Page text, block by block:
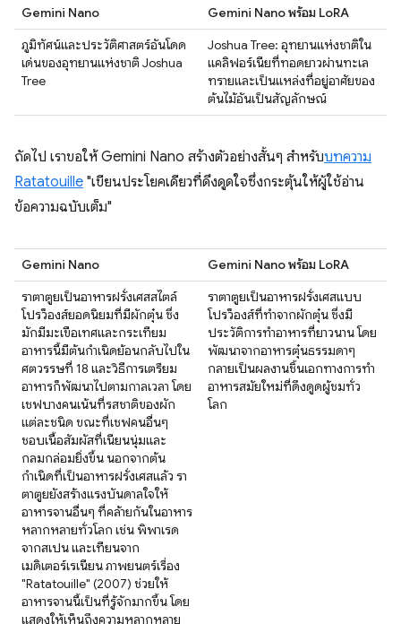
Gemini Nano
Gemini Nano พร้อม LoRA
ภูมิทัศน์และประวัติศาสตร์อันโดด
เด่นของอุทยานแห่งชาติ Joshua
Tree
Joshua Tree: อุทยานแห่งชาติใน
แคลิฟอร์เนียที่ทอดยาวผ่านทะเล
ทรายและเป็นแหล่งที่อยู่อาศัยของ
ต้นไม้อันเป็นสัญลักษณ์
ถัดไป เราขอให้ Gemini Nano สร้างตัวอย่างสั้นๆ สำหรับบทความ
Ratatouille "เขียนประโยคเดียวที่ดึงดูดใจซึ่งกระตุ้นให้ผู้ใช้อ่าน
ข้อความฉบับเต็ม"
Gemini Nano
Gemini Nano พร้อม LoRA
ราตาตูยเป็นอาหารฝรั่งเศสสไตล์
โปรว็องส์ยอดนิยมที่มีผักตุ๋น ซึ่ง
มักมีมะเขือเทศและกระเทียม
อาหารนี้มีต้นกำเนิดย้อนกลับไปใน
ศตวรรษที่ 18 และวิธีการเตรียม
อาหารก็พัฒนาไปตามกาลเวลา โดย
เชฟบางคนเน้นที่รสชาติของผัก
แต่ละชนิด ขณะที่เชฟคนอื่นๆ
ชอบเนื้อสัมผัสที่เนียนนุ่มและ
กลมกล่อมยิ่งขึ้น นอกจากต้น
กำเนิดที่เป็นอาหารฝรั่งเศสแล้ว รา
ตาตูยยังสร้างแรงบันดาลใจให้
อาหารจานอื่นๆ ที่คล้ายกันในอาหาร
หลากหลายทั่วโลก เช่น พิพาเรด
จากสเปน และเทียนจาก
เมดิเตอร์เรเนียน ภาพยนตร์เรื่อง
"Ratatouille" (2007) ช่วยให้
อาหารจานนี้เป็นที่รู้จักมากขึ้น โดย
แสดงให้เห็นถึงความหลากหลาย
ราตาตูยเป็นอาหารฝรั่งเศสแบบ
โปรว็องส์ที่ทำจากผักตุ๋น ซึ่งมี
ประวัติการทำอาหารที่ยาวนาน โดย
พัฒนาจากอาหารตุ๋นธรรมดาๆ
กลายเป็นผลงานชิ้นเอกทางการทำ
อาหารสมัยใหม่ที่ดึงดูดผู้ชมทั่ว
โลก